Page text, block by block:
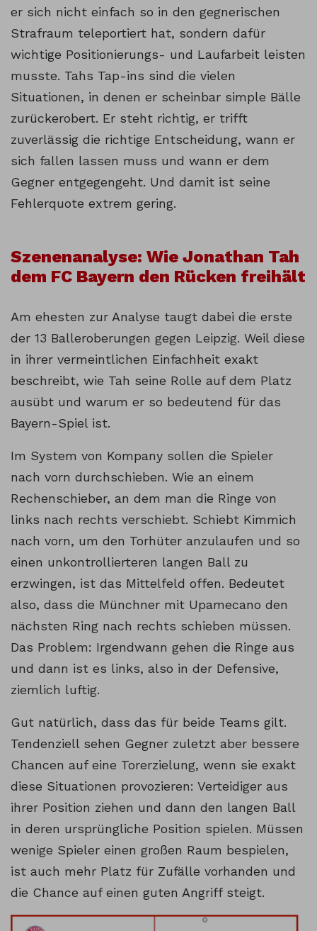
er sich nicht einfach so in den gegnerischen
Strafraum teleportiert hat, sondern dafür
wichtige Positionierungs- und Laufarbeit leisten
musste. Tahs Tap-ins sind die vielen
Situationen, in denen er scheinbar simple Bälle
zurückerobert. Er steht richtig, er trifft
zuverlässig die richtige Entscheidung, wann er
sich fallen lassen muss und wann er dem
Gegner entgegengeht. Und damit ist seine
Fehlerquote extrem gering.
Szenenanalyse: Wie Jonathan Tah
dem FC Bayern den Rücken freihält
Am ehesten zur Analyse taugt dabei die erste
der 13 Balleroberungen gegen Leipzig. Weil diese
in ihrer vermeintlichen Einfachheit exakt
beschreibt, wie Tah seine Rolle auf dem Platz
ausübt und warum er so bedeutend für das
Bayern-Spiel ist.
Im System von Kompany sollen die Spieler
nach vorn durchschieben. Wie an einem
Rechenschieber, an dem man die Ringe von
links nach rechts verschiebt. Schiebt Kimmich
nach vorn, um den Torhüter anzulaufen und so
einen unkontrollierteren langen Ball zu
erzwingen, ist das Mittelfeld offen. Bedeutet
also, dass die Münchner mit Upamecano den
nächsten Ring nach rechts schieben müssen.
Das Problem: Irgendwann gehen die Ringe aus
und dann ist es links, also in der Defensive,
ziemlich luftig.
Gut natürlich, dass das für beide Teams gilt.
Tendenziell sehen Gegner zuletzt aber bessere
Chancen auf eine Torerzielung, wenn sie exakt
diese Situationen provozieren: Verteidiger aus
ihrer Position ziehen und dann den langen Ball
in deren ursprüngliche Position spielen. Müssen
wenige Spieler einen großen Raum bespielen,
ist auch mehr Platz für Zufälle vorhanden und
die Chance auf einen guten Angriff steigt.